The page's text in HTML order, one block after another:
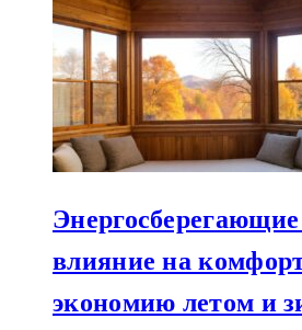
влияние на
экономию летом и